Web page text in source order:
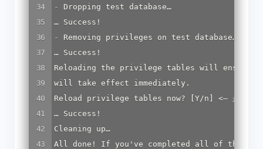
-
Dropping test database…
… Success
-
Removing privileges on test database…
… Success
Reloading the privilege tables will ensure
will
take effect
immediately.
Reload
privilege tables now? [Y/n ] <– 是否重新
… Success
Cleaning
up …
All
done ! If you ' ve completed all of the